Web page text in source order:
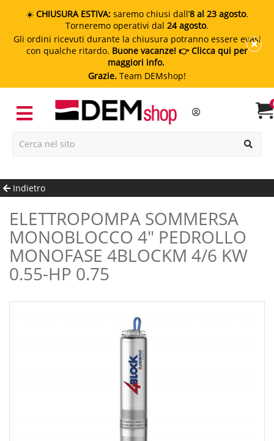
☀️ CHIUSURA ESTIVA: saremo chiusi dall’8 al 23 agosto.
Torneremo operativi dal 24 agosto.
Gli ordini ricevuti durante la chiusura potranno essere evasi
con qualche ritardo. Buone vacanze! 👉 Clicca qui per
maggiori info.
Grazie. Team DEMshop!
Indietro
ELETTROPOMPA SOMMERSA
MONOBLOCCO 4" PEDROLLO
MONOFASE 4BLOCKM 4/6 KW
0.55-HP 0.75